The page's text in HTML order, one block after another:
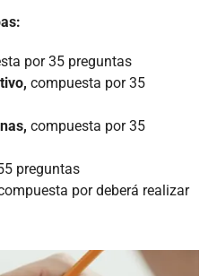
por 35 preguntas
compuesta por 35
compuesta por 35
preguntas
por deberá realizar